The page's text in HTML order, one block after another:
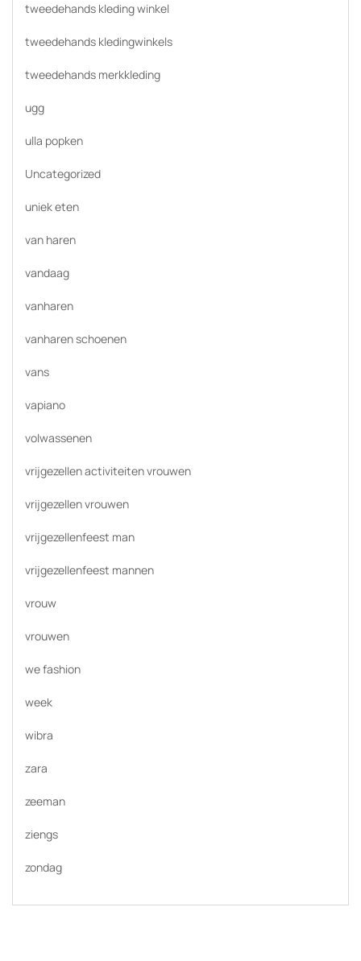
tweedehands kleding winkel
tweedehands kledingwinkels
tweedehands merkkleding
ugg
ulla popken
Uncategorized
uniek eten
van haren
vandaag
vanharen
vanharen schoenen
vans
vapiano
volwassenen
vrijgezellen activiteiten vrouwen
vrijgezellen vrouwen
vrijgezellenfeest man
vrijgezellenfeest mannen
vrouw
vrouwen
we fashion
week
wibra
zara
zeeman
ziengs
zondag